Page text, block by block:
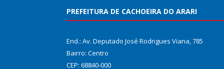
PREFEITURA DE CACHOEIRA DO ARARI
End.: Av. Deputado José Rodrigues Viana, 785
Bairro: Centro
CEP: 68840-000